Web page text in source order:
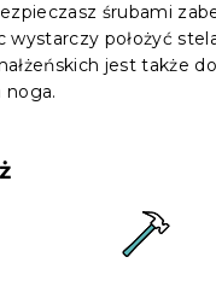
śrubami
wystarczy położyć
jest także
noga.